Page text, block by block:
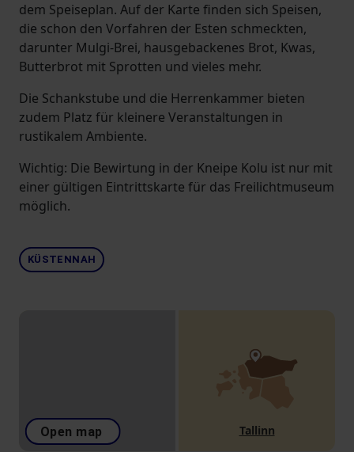
dem Speiseplan. Auf der Karte finden sich Speisen,
die schon den Vorfahren der Esten schmeckten,
darunter Mulgi-Brei, hausgebackenes Brot, Kwas,
Butterbrot mit Sprotten und vieles mehr.
Die Schankstube und die Herrenkammer bieten
zudem Platz für kleinere Veranstaltungen in
rustikalem Ambiente.
Wichtig: Die Bewirtung in der Kneipe Kolu ist nur mit
einer gültigen Eintrittskarte für das Freilichtmuseum
möglich.
KÜSTENNAH
Open map Tallinn